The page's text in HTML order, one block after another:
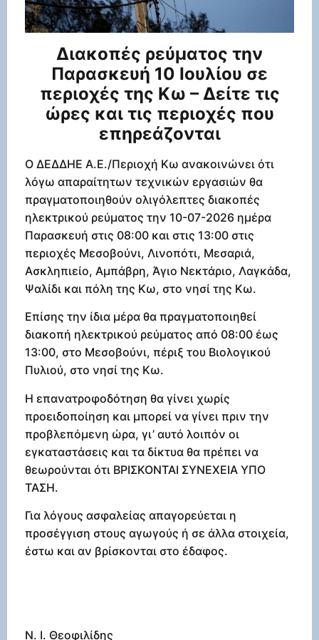
Διακοπές ρεύματος την
Παρασκευή 10 Ιουλίου σε
περιοχές της Κω – Δείτε τις
ώρες και τις περιοχές που
επηρεάζονται
Ο ΔΕΔΔΗΕ Α.Ε./Περιοχή Κω ανακοινώνει ότι
λόγω απαραίτητων τεχνικών εργασιών θα
πραγματοποιηθούν ολιγόλεπτες διακοπές
ηλεκτρικού ρεύματος την 10-07-2026 ημέρα
Παρασκευή στις 08:00 και στις 13:00 στις
περιοχές Μεσοβούνι, Λινοπότι, Μεσαριά,
Ασκληπιείο, Αμπάβρη, Άγιο Νεκτάριο, Λαγκάδα,
Ψαλίδι και πόλη της Κω, στο νησί της Κω.
Επίσης την ίδια μέρα θα πραγματοποιηθεί
διακοπή ηλεκτρικού ρεύματος από 08:00 έως
13:00, στο Μεσοβούνι, πέριξ του Βιολογικού
Πυλιού, στο νησί της Κω.
Η επανατροφοδότηση θα γίνει χωρίς
προειδοποίηση και μπορεί να γίνει πριν την
προβλεπόμενη ώρα, γι’ αυτό λοιπόν οι
εγκαταστάσεις και τα δίκτυα θα πρέπει να
θεωρούνται ότι ΒΡΙΣΚΟΝΤΑΙ ΣΥΝΕΧΕΙΑ ΥΠΟ
ΤΑΣΗ.
Για λόγους ασφαλείας απαγορεύεται η
προσέγγιση στους αγωγούς ή σε άλλα στοιχεία,
έστω και αν βρίσκονται στο έδαφος.
Ν. Ι. Θεοφιλίδης